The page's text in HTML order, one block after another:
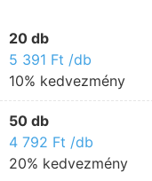
20 db
5 391 Ft /db
10% kedvezmény
50 db
4 792 Ft /db
20% kedvezmény